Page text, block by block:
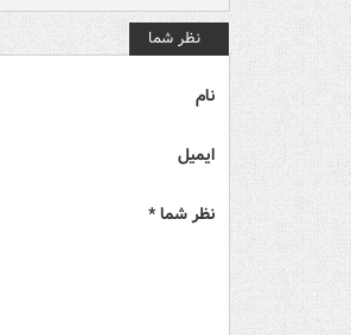
نظر شما
نام
ایمیل
نظر شما *